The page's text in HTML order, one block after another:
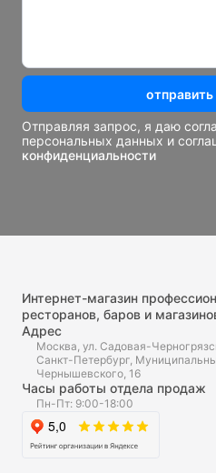
отправить
Отправляя запрос, я даю
персональных данных и
конфиденциальности
Интернет-магазин
ресторанов, баров и
Адрес
Москва, ул. Садовая-
Санкт-Петербург,
Чернышевского, 16
Часы работы отдела продаж
Пн-Пт: 9:00-18:00